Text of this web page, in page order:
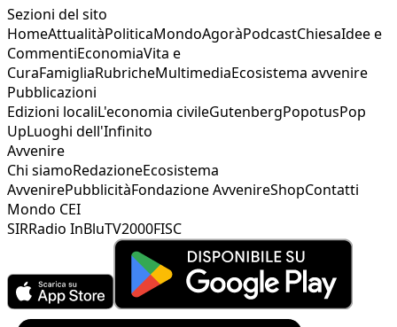
Sezioni del sito
HomeAttualitàPoliticaMondoAgoràPodcastChiesaIdee e
CommentiEconomiaVita e
CuraFamigliaRubricheMultimediaEcosistema avvenire
Pubblicazioni
Edizioni localiL'economia civileGutenbergPopotusPop
UpLuoghi dell'Infinito
Avvenire
Chi siamoRedazioneEcosistema
AvvenirePubblicitàFondazione AvvenireShopContatti
Mondo CEI
SIRRadio InBluTV2000FISC